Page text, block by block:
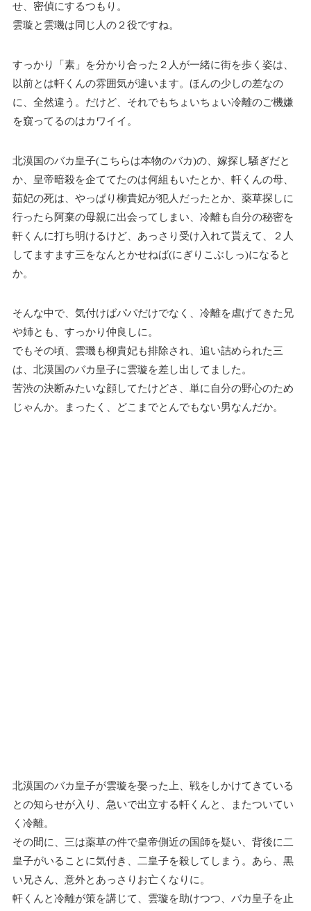
せ、密偵にするつもり。
雲璇と雲璣は同じ人の２役ですね。
すっかり「素」を分かり合った２人が一緒に街を歩く姿は、
以前とは軒くんの雰囲気が違います。ほんの少しの差なの
に、全然違う。だけど、それでもちょいちょい冷離のご機嫌
を窺ってるのはカワイイ。
北漠国のバカ皇子(こちらは本物のバカ)の、嫁探し騒ぎだと
か、皇帝暗殺を企ててたのは何組もいたとか、軒くんの母、
茹妃の死は、やっぱり柳貴妃が犯人だったとか、薬草探しに
行ったら阿棄の母親に出会ってしまい、冷離も自分の秘密を
軒くんに打ち明けるけど、あっさり受け入れて貰えて、２人
してますます三をなんとかせねば(にぎりこぶしっ)になると
か。
そんな中で、気付けばパパだけでなく、冷離を虐げてきた兄
や姉とも、すっかり仲良しに。
でもその頃、雲璣も柳貴妃も排除され、追い詰められた三
は、北漠国のバカ皇子に雲璇を差し出してました。
苦渋の決断みたいな顔してたけどさ、単に自分の野心のため
じゃんか。まったく、どこまでとんでもない男なんだか。
北漠国のバカ皇子が雲璇を娶った上、戦をしかけてきている
との知らせが入り、急いで出立する軒くんと、またついてい
く冷離。
その間に、三は薬草の件で皇帝側近の国師を疑い、背後に二
皇子がいることに気付き、二皇子を殺してしまう。あら、黒
い兄さん、意外とあっさりお亡くなりに。
軒くんと冷離が策を講じて、雲璇を助けつつ、バカ皇子を止